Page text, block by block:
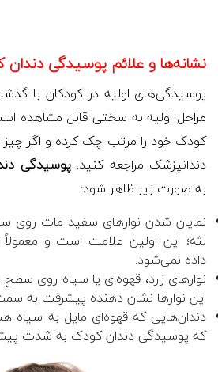
نشانه‌ها و علائم پوسیدگی
پوسیدگی‌های اولیه در کودکان با
مراحل اولیه به سختی قابل مشاهده
کودک خود را مرتب چک کرده و اگر چیز
دندانپزشک مراجعه کنید.پوسیدگی
به صورت زیر ظاهر شود:
نمایان شدن نوارهای سفید مات روی
لثه؛ این اولین علامت است و
داده نمی‌شود.
نوارهای زرد، قهوه‌ای یا سیاه روی
این نوارها نشان دهنده پیشرفت به
دندان‌هایی که قهوه‌ای مایل به سیاه
که پوسیدگی دندان کودک به شدت